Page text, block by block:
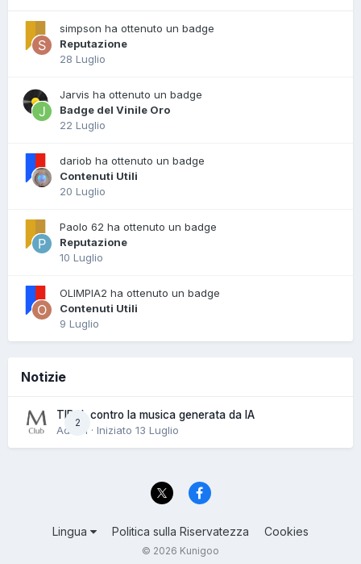
simpson ha ottenuto un badge
Reputazione
28 Luglio
Jarvis ha ottenuto un badge
Badge del Vinile Oro
22 Luglio
dariob ha ottenuto un badge
Contenuti Utili
20 Luglio
Paolo 62 ha ottenuto un badge
Reputazione
10 Luglio
OLIMPIA2 ha ottenuto un badge
Contenuti Utili
9 Luglio
Notizie
2
TIDAL contro la musica generata da IA
Admin · Iniziato 13 Luglio
Lingua Politica sulla Riservatezza Cookies
© 2026 Kunigoo